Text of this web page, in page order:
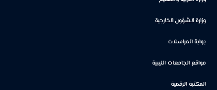
وزارة الشؤون الخارجية
بوابة المراسلات
مواقع الجامعات الليبية
المكتبة الرقمية